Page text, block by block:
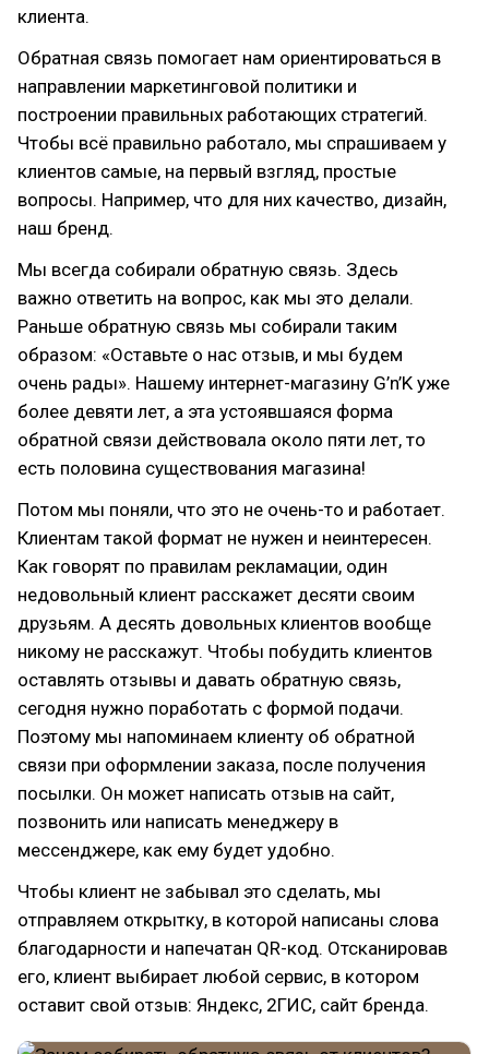
клиента.
Обратная связь помогает нам ориентироваться в
направлении маркетинговой политики и
построении правильных работающих стратегий.
Чтобы всё правильно работало, мы спрашиваем у
клиентов самые, на первый взгляд, простые
вопросы. Например, что для них качество, дизайн,
наш бренд.
Мы всегда собирали обратную связь. Здесь
важно ответить на вопрос, как мы это делали.
Раньше обратную связь мы собирали таким
образом: «Оставьте о нас отзыв, и мы будем
очень рады». Нашему интернет-магазину G’n’K уже
более девяти лет, а эта устоявшаяся форма
обратной связи действовала около пяти лет, то
есть половина существования магазина!
Потом мы поняли, что это не очень-то и работает.
Клиентам такой формат не нужен и неинтересен.
Как говорят по правилам рекламации, один
недовольный клиент расскажет десяти своим
друзьям. А десять довольных клиентов вообще
никому не расскажут. Чтобы побудить клиентов
оставлять отзывы и давать обратную связь,
сегодня нужно поработать с формой подачи.
Поэтому мы напоминаем клиенту об обратной
связи при оформлении заказа, после получения
посылки. Он может написать отзыв на сайт,
позвонить или написать менеджеру в
мессенджере, как ему будет удобно.
Чтобы клиент не забывал это сделать, мы
отправляем открытку, в которой написаны слова
благодарности и напечатан QR-код. Отсканировав
его, клиент выбирает любой сервис, в котором
оставит свой отзыв: Яндекс, 2ГИС, сайт бренда.